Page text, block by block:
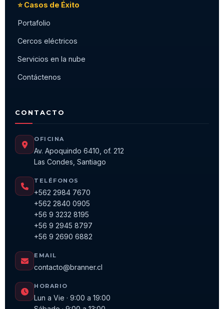
⭐ Casos de Éxito
Portafolio
Cercos eléctricos
Servicios en la nube
Contáctenos
CONTACTO
OFICINA
Av. Apoquindo 6410, of. 212
Las Condes, Santiago
TELÉFONOS
+562 2984 7670
+562 2840 0905
+56 9 3232 8195
+56 9 2945 8797
+56 9 2690 6882
EMAIL
contacto@branner.cl
HORARIO
Lun a Vie · 9:00 a 19:00